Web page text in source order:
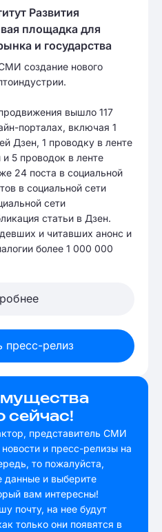
Развития
площадка для
и государства
создание нового
вышло 117
порталах, включая 1
Дзен, 1 проводку в ленте
и 5 проводок в ленте
24 поста в социальной
в социальной сети
сети
статьи в Дзен.
и читавших анонс и
более 1 000 000
пресс-релиз
сейчас!
представитель СМИ
и пресс-релизы на
то пожалуйста,
данные и выберите
вам интересны!
почту, на нее будут
только они появятся в